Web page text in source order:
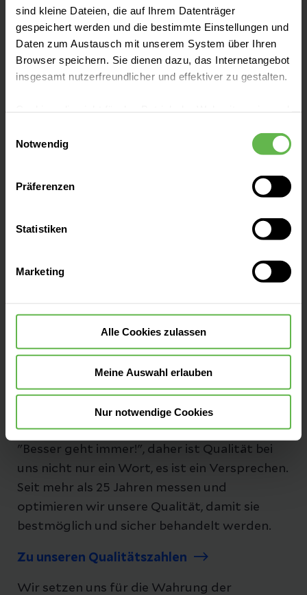
sind kleine Dateien, die auf Ihrem Datenträger
gespeichert werden und die bestimmte Einstellungen und
Daten zum Austausch mit unserem System über Ihren
Browser speichern. Sie dienen dazu, das Internetangebot
insgesamt nutzerfreundlicher und effektiver zu gestalten.
eingesetzt werden.
Es steht Ihnen frei, unsere Seite mit nur den notwendigen
Cookies zu benutzen, eine individuelle Auswahl
oder durch Auswahl von „Alle Cookies akzeptieren“ in die
widerrufen.
Notwendig
Präferenzen
Statistiken
Marketing
Alle Cookies zulassen
Meine Auswahl erlauben
Nur notwendige Cookies
Zentren
Besucherinformationen
Folgen Sie uns
Unsere Qualität
"Besser geht immer!", daher ist Qualität bei
uns nicht nur ein Wort, es ist ein Versprechen.
Seit mehr als 25 Jahren messen und
optimieren wir unsere Qualität, damit sie
bestmöglich und sicher behandelt werden.
Zu unseren Qualitätszahlen
Wir setzen uns für die Wahrung der